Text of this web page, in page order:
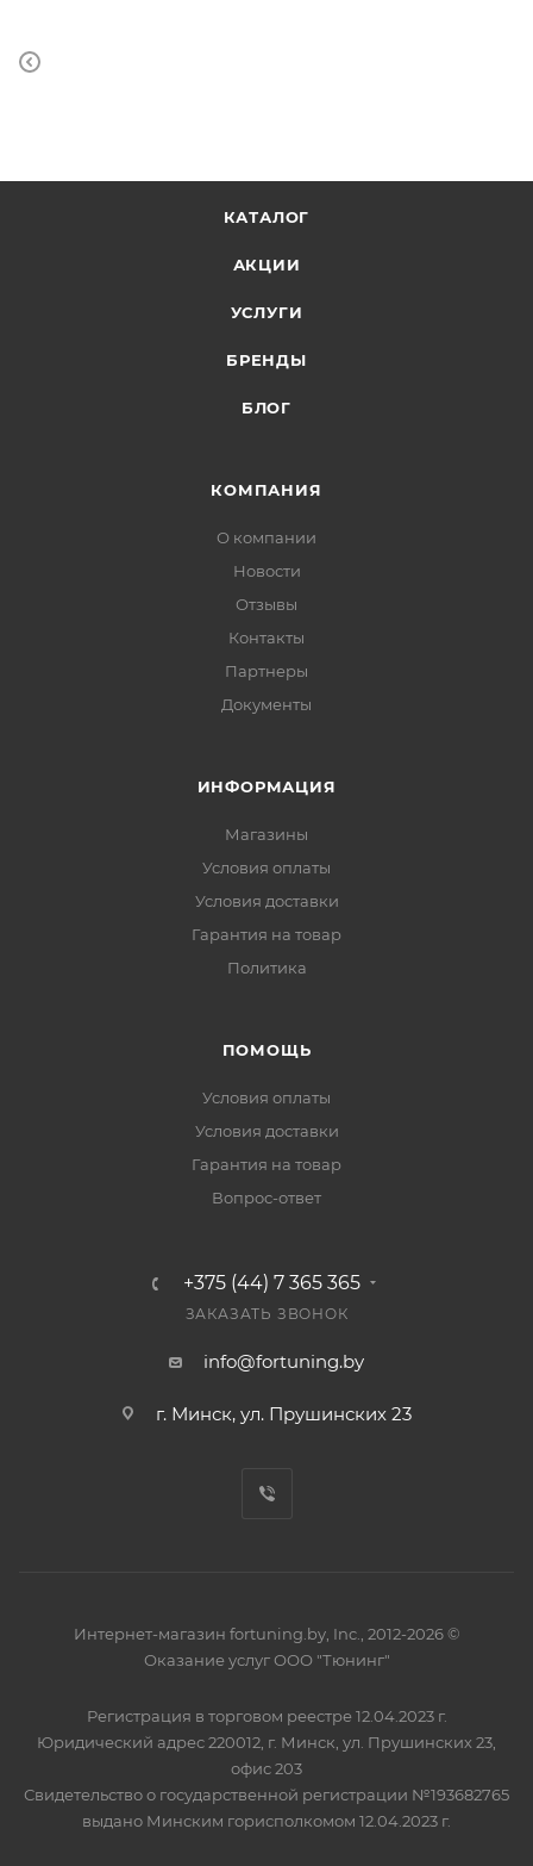
КАТАЛОГ
АКЦИИ
УСЛУГИ
БРЕНДЫ
БЛОГ
КОМПАНИЯ
О компании
Новости
Отзывы
Контакты
Партнеры
Документы
ИНФОРМАЦИЯ
Магазины
Условия оплаты
Условия доставки
Гарантия на товар
Политика
ПОМОЩЬ
Условия оплаты
Условия доставки
Гарантия на товар
Вопрос-ответ
+375 (44) 7 365 365
ЗАКАЗАТЬ ЗВОНОК
info@fortuning.by
г. Минск, ул. Прушинских 23
Интернет-магазин fortuning.by, Inc., 2012-2026 ©
Оказание услуг ООО "Тюнинг"
Регистрация в торговом реестре 12.04.2023 г.
Юридический адрес 220012, г. Минск, ул. Прушинских 23,
офис 203
Свидетельство о государственной регистрации №193682765
выдано Минским горисполкомом 12.04.2023 г.